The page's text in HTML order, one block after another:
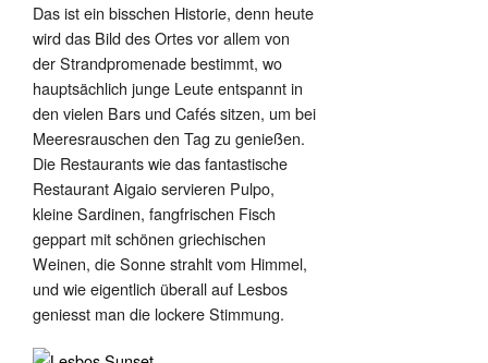
Das ist ein bisschen Historie, denn heute
wird das Bild des Ortes vor allem von
der Strandpromenade bestimmt, wo
hauptsächlich junge Leute entspannt in
den vielen Bars und Cafés sitzen, um bei
Meeresrauschen den Tag zu genießen.
Die Restaurants wie das fantastische
Restaurant Aigaio servieren Pulpo,
kleine Sardinen, fangfrischen Fisch
geppart mit schönen griechischen
Weinen, die Sonne strahlt vom Himmel,
und wie eigentlich überall auf Lesbos
geniesst man die lockere Stimmung.